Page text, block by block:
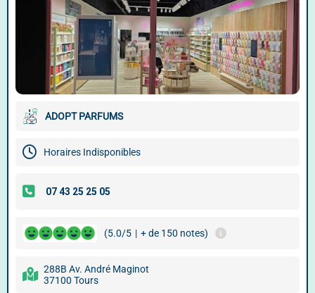
ADOPT PARFUMS
Horaires Indisponibles
(5.0/5 | + de 150 notes)
288B Av. André Maginot
37100 Tours